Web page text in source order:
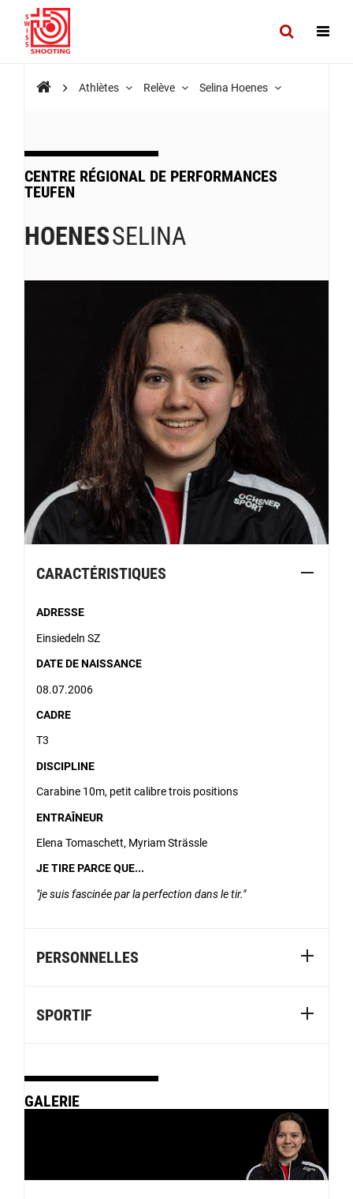
Athlètes Relève Selina Hoenes
CENTRE RÉGIONAL DE PERFORMANCES
TEUFEN
HOENESSELINA
CARACTÉRISTIQUES
ADRESSE
Einsiedeln SZ
DATE DE NAISSANCE
08.07.2006
CADRE
T3
DISCIPLINE
Carabine 10m, petit calibre trois positions
ENTRAÎNEUR
Elena Tomaschett, Myriam Strässle
JE TIRE PARCE QUE...
je suis fascinée par la perfection dans le tir.
PERSONNELLES
SPORTIF
GALERIE